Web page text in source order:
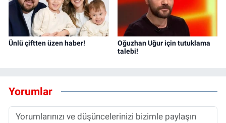
Ünlü çiftten üzen haber!
Oğuzhan Uğur için tutuklama
talebi!
Yorumlar